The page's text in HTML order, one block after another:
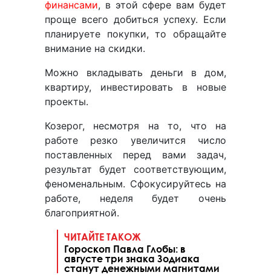
финансами, в этой сфере вам будет
проще всего добиться успеху. Если
планируете покупки, то обращайте
внимание на скидки.
Можно вкладывать деньги в дом,
квартиру, инвестировать в новые
проекты.
Козерог, несмотря на то, что на
работе резко увеличится число
поставленных перед вами задач,
результат будет соответствующим,
феноменальным. Сфокусируйтесь на
работе, неделя будет очень
благоприятной.
ЧИТАЙТЕ ТАКОЖ
Гороскоп Павла Глобы: в
августе три знака Зодиака
станут денежными магнитами